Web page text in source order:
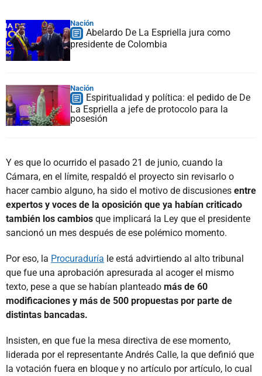
Nación
Abelardo De La Espriella jura como
presidente de Colombia
Nación
Espiritualidad y política: el pedido de De
La Espriella a jefe de protocolo para la
posesión
Y es que lo ocurrido el pasado 21 de junio, cuando la
Cámara, en el límite, respaldó el proyecto sin revisarlo o
hacer cambio alguno, ha sido el motivo de discusiones entre
expertos y voces de la oposición que ya habían criticado
también los cambios que implicará la Ley que el presidente
sancionó un mes después de ese polémico momento.
Por eso, la Procuraduría le está advirtiendo al alto tribunal
que fue una aprobación apresurada al acoger el mismo
texto, pese a que se habían planteado más de 60
modificaciones y más de 500 propuestas por parte de
distintas bancadas.
Insisten, en que fue la mesa directiva de ese momento,
liderada por el representante Andrés Calle, la que definió que
la votación fuera en bloque y no artículo por artículo, lo cual